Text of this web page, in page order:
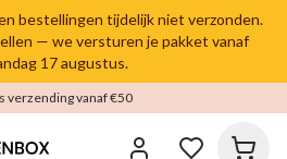
bestellingen tijdelijk niet verzonden.
— we versturen je pakket vanaf
17 augustus.
verzending vanaf €50